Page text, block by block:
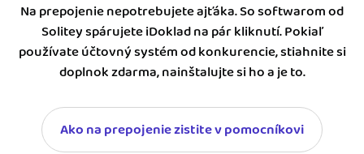
Na prepojenie nepotrebujete ajťáka. So softwarom od
Solitey spárujete iDoklad na pár kliknutí. Pokiaľ
používate účtovný systém od konkurencie, stiahnite si
doplnok zdarma, nainštalujte si ho a je to.
Ako na prepojenie zistite v pomocníkovi